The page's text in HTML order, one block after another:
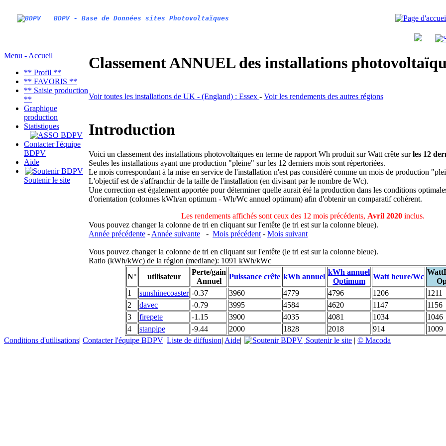
BDPV - Base de Données sites Photovoltaïques
Menu - Accueil
** Profil **
** FAVORIS **
** Saisie production
**
Graphique
production
Statistiques
Contacter l'équipe
BDPV
Aide
Soutenir le site
Classement ANNUEL des installations
Voir toutes les installations de UK - (England) : Essex - Voir les rendements des autres régions
Introduction
Voici un classement des installations photovoltaïques en terme de rapport Wh produit sur Watt crête surles 12
Seules les installations ayant une production "pleine" sur les 12 derniers mois sont répertoriées.
Le mois correspondant à la mise en service de l'installation n'est pas considéré comme un mois de production
L'objectif est de s'affranchir de la taille de l'installation (en divisant par le nombre de Wc).
Une correction est également apportée pour déterminer quelle aurait été la production dans les conditions
d'orientation (colonnes kWh/an optimum - Wh/Wc annuel optimum) afin d'obtenir un comparatif cohérent.
Les rendements affichés sont ceux des 12 mois précédents, Avril 2020inclus.
Vous pouvez changer la colonne de tri en cliquant sur l'entête (le tri est sur la colonne bleue).
Année précédente - Année suivante - Mois précédent - Mois suivant
Vous pouvez changer la colonne de tri en cliquant sur l'entête (le tri est sur la colonne bleue).
Ratio (kWh/kWc) de la région (mediane): 1091 kWh/kWc
N°
utilisateur
Perte/gain
Annuel
Puissance crête kWh annuel
kWh annuel
Optimum
Watt heure/Wc
1
sunshinecoaster -0.37 3960 4779 4796 1206
1211
2
davec -0.79 3995 4584 4620 1147
1156
3
firepete -1.15 3900 4035 4081 1034
1046
4
stanpipe -9.44 2000 1828 2018 914
1009
Conditions d'utilisations| Contacter l'équipe BDPV| Liste de diffusion| Aide| Soutenir le site | © Macoda